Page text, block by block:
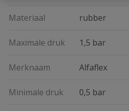
Materiaal rubber
Maximale druk 1,5 bar
Merknaam Alfaflex
Minimale druk 0,5 bar